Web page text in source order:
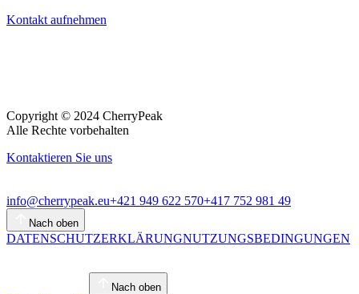
Kontakt aufnehmen
Copyright © 2024 CherryPeak
Alle Rechte vorbehalten
Kontaktieren Sie uns
info@cherrypeak.eu+421 949 622 570+417 752 981 49
Nach oben
DATENSCHUTZERKLÄRUNGNUTZUNGSBEDINGUNGEN
Nach oben